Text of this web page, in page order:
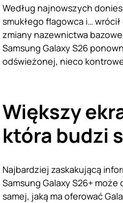
Według najnowszych
smukłego flagowca i…
zmiany nazewnictwa
Samsung Galaxy S26
odświeżonej, nieco
Większy
która budzi
Najbardziej zaskakującą
Samsung Galaxy S26+
samej, jaką ma oferować